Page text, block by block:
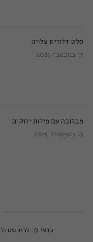
סלט דלורית צלויה
13 בנובמבר 2025
פבלובה עם פירות ירוקים
13 בספטמבר 2025
כדאי לך להירשם